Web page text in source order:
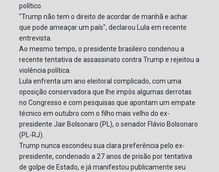
político.
"Trump não tem o direito de acordar de manhã e achar
que pode ameaçar um país", declarou Lula em recente
entrevista.
Ao mesmo tempo, o presidente brasileiro condenou a
recente tentativa de assassinato contra Trump e rejeitou a
violência política.
Lula enfrenta um ano eleitoral complicado, com uma
oposição conservadora que lhe impôs algumas derrotas
no Congresso e com pesquisas que apontam um empate
técnico em outubro com o filho mais velho do ex-
presidente Jair Bolsonaro (PL), o senador Flávio Bolsonaro
(PL-RJ).
Trump nunca escondeu sua clara preferência pelo ex-
presidente, condenado a 27 anos de prisão por tentativa
de golpe de Estado, e já manifestou publicamente seu